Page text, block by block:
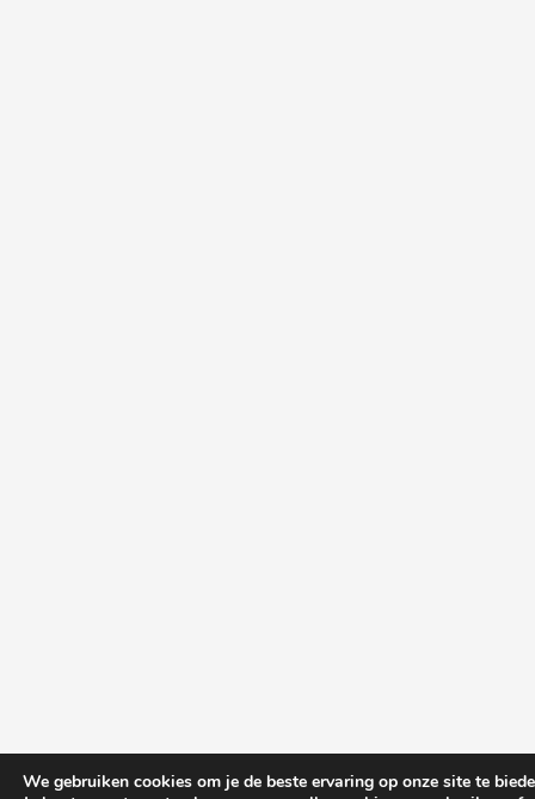
We gebruiken cookies om je de beste ervaring op onze site te